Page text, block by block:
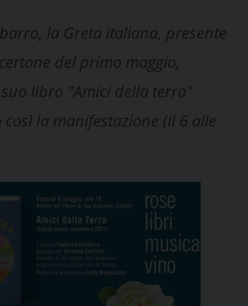
la Greta italiana, presente
del primo maggio,
libro "Amici della terra"
la manifestazione (il 6 alle